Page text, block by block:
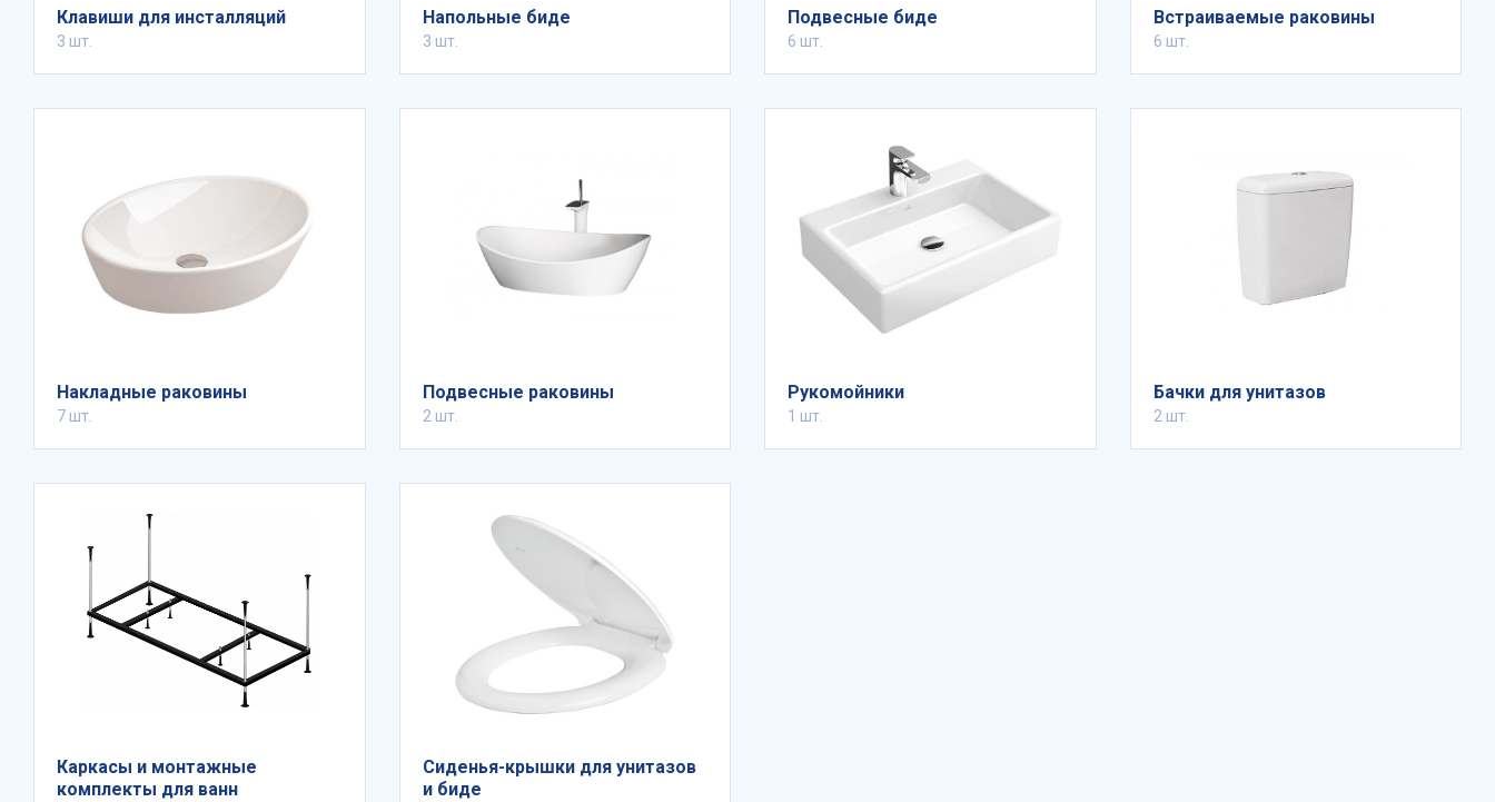
Клавиши для инсталляций
3 шт.
Напольные биде
3 шт.
Подвесные биде
6 шт.
Встраиваемые раковины
6 шт.
Накладные раковины
7 шт.
Подвесные раковины
2 шт.
Рукомойники
1 шт.
Бачки для унитазов
2 шт.
Каркасы и монтажные
комплекты для ванн
Сиденья-крышки для унитазов
и биде